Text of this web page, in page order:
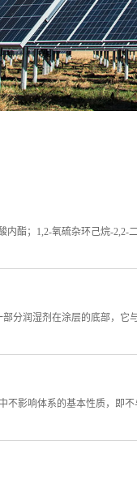
酯；1,2-氧硫杂环己烷-2,2-
分润湿剂在涂层的底部，
影响体系的基本性质，